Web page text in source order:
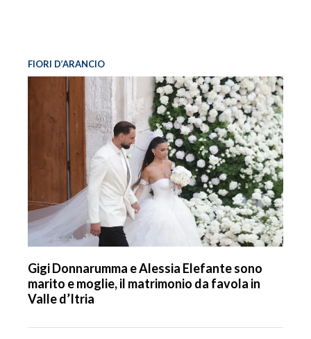
FIORI D’ARANCIO
Gigi Donnarumma e Alessia Elefante sono
marito e moglie, il matrimonio da favola in
Valle d’Itria